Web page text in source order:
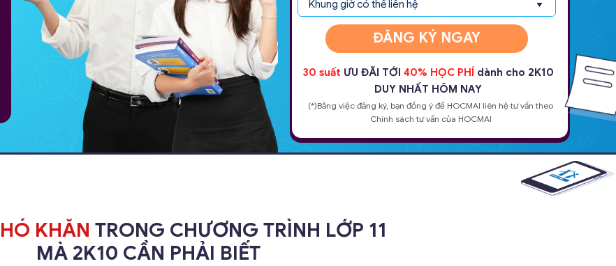
(*)Bằng việc đăng ký, bạn đồng ý để HOCMAI liên hệ tư vấn theo
Chính sách tư vấn của HOCMAI
ĐĂNG KÝ NGAY
30 suất ƯU ĐÃI TỚI 40% HỌC PHÍ dành cho 2K10
DUY NHẤT HÔM NAY
KHĂN TRONG CHƯƠNG TRÌNH LỚP 11
MÀ 2K10 CẦN PHẢI BIẾT